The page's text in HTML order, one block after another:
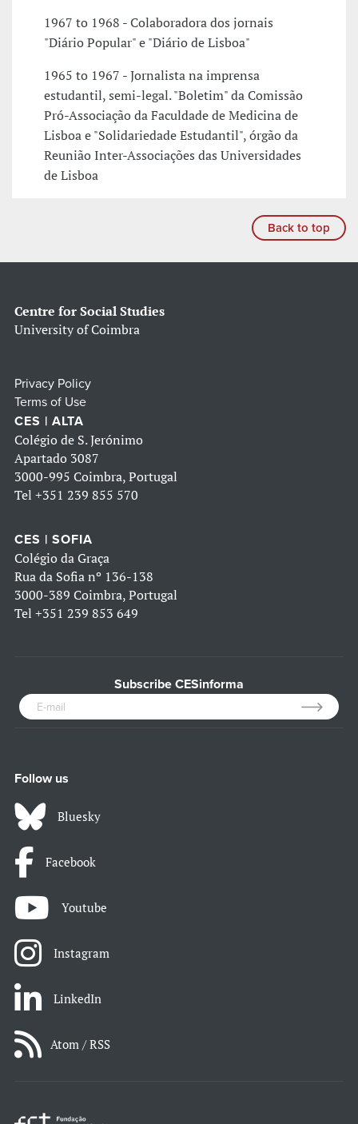
1967 to 1968 - Colaboradora dos jornais
"Diário Popular" e "Diário de Lisboa"
1965 to 1967 - Jornalista na imprensa
estudantil, semi-legal. "Boletim" da Comissão
Pró-Associação da Faculdade de Medicina de
Lisboa e "Solidariedade Estudantil", órgão da
Reunião Inter-Associações das Universidades
de Lisboa
Back to top
Centre for Social Studies
University of Coimbra
Privacy Policy
Terms of Use
CES | ALTA
Colégio de S. Jerónimo
Apartado 3087
3000-995 Coimbra, Portugal
Tel +351 239 855 570
CES | SOFIA
Colégio da Graça
Rua da Sofia nº 136-138
3000-389 Coimbra, Portugal
Tel +351 239 853 649
Subscribe CESinforma
Follow us
Bluesky
Facebook
Youtube
Instagram
LinkedIn
Atom / RSS